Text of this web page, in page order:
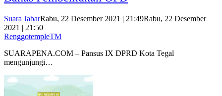
Suara JabarRabu, 22 Desember 2021 | 21:49Rabu, 22 Desember
2021 | 21:50
RenggotempleTM
SUARAPENA.COM – Pansus IX DPRD Kota Tegal
mengunjungi…